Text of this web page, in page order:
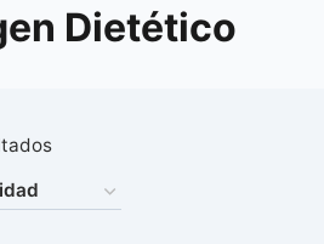
Dietético
Ordenado
popularidad